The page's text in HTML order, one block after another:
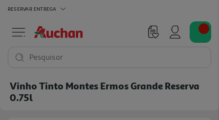
RESERVAR ENTREGA
Pesquisar
Vinho Tinto Montes Ermos Grande Reserva
0.75l